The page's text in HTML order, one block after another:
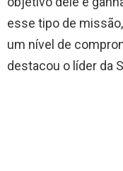
esse tipo de
um nível de
destacou o líder da